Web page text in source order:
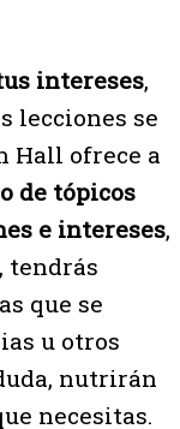
intereses,
lecciones se
Hall ofrece a
de tópicos
e intereses,
tendrás
que se
u otros
nutrirán
necesitas.